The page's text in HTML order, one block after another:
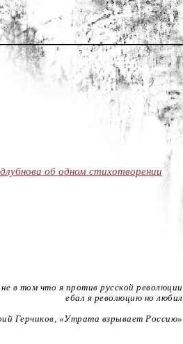
об одном стихотворении
не в том что я против русской революции
ебал я революцию но любил
Герчиков, «Утрата взрывает Россию»